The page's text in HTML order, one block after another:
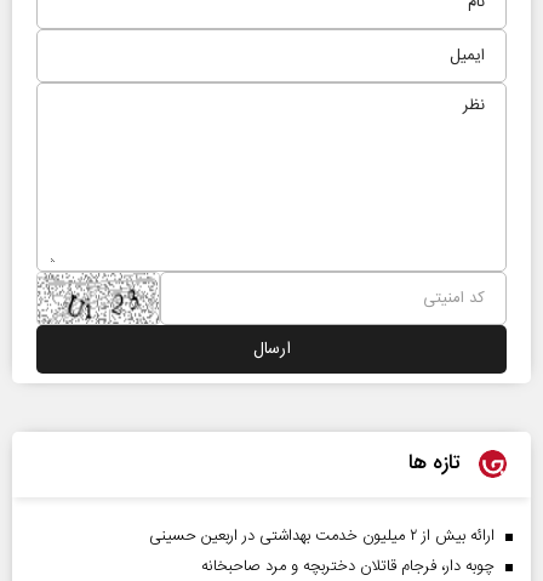
تازه ها
ارائه بیش از ۲ میلیون خدمت بهداشتی در اربعین حسینی
چوبه دار، فرجام قاتلان دختربچه و مرد صاحبخانه